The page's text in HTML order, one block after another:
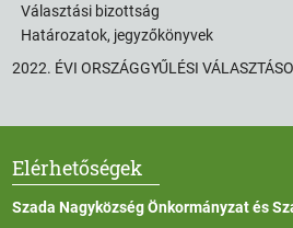
Választási bizottság
Határozatok, jegyzőkönyvek
2022. ÉVI ORSZÁGGYŰLÉSI
Elérhetőségek
Szada Nagyközség Önkormányzat és